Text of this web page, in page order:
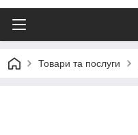
Товари та послуги